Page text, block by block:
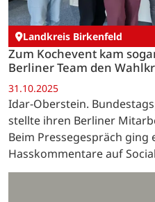
Landkreis Birkenfeld
Zum Kochevent kam
Berliner Team den
31.10.2025
Idar-Oberstein.
stellte ihren Berliner
Beim Pressegespräch ging
Hasskommentare auf
Pilawa